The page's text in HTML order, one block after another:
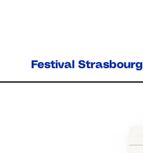
Festival Strasbourg